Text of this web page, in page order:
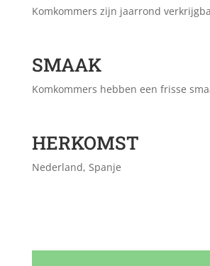
Komkommers zijn jaarrond
SMAAK
Komkommers hebben een frisse
HERKOMST
Nederland, Spanje